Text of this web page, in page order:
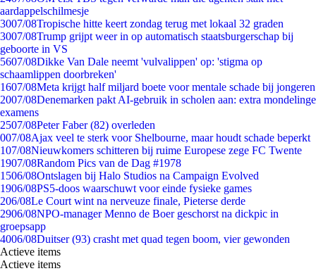
aardappelschilmesje
3007/08Tropische hitte keert zondag terug met lokaal 32 graden
3007/08Trump grijpt weer in op automatisch staatsburgerschap bij
geboorte in VS
5607/08Dikke Van Dale neemt 'vulvalippen' op: 'stigma op
schaamlippen doorbreken'
1607/08Meta krijgt half miljard boete voor mentale schade bij jongeren
2007/08Denemarken pakt AI-gebruik in scholen aan: extra mondelinge
examens
2507/08Peter Faber (82) overleden
007/08Ajax veel te sterk voor Shelbourne, maar houdt schade beperkt
107/08Nieuwkomers schitteren bij ruime Europese zege FC Twente
1907/08Random Pics van de Dag #1978
1506/08Ontslagen bij Halo Studios na Campaign Evolved
1906/08PS5-doos waarschuwt voor einde fysieke games
206/08Le Court wint na nerveuze finale, Pieterse derde
2906/08NPO-manager Menno de Boer geschorst na dickpic in
groepsapp
4006/08Duitser (93) crasht met quad tegen boom, vier gewonden
Actieve items
Actieve items